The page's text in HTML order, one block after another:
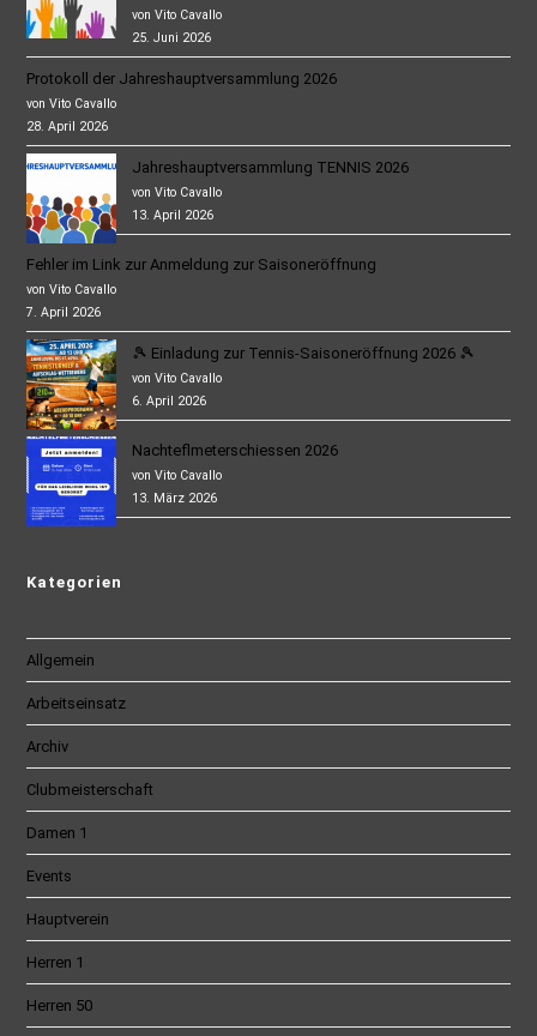
von Vito Cavallo
25. Juni 2026
Protokoll der Jahreshauptversammlung 2026
von Vito Cavallo
28. April 2026
Jahreshauptversammlung TENNIS 2026
von Vito Cavallo
13. April 2026
Fehler im Link zur Anmeldung zur Saisoneröffnung
von Vito Cavallo
7. April 2026
🎾 Einladung zur Tennis-Saisoneröffnung 2026 🎾
von Vito Cavallo
6. April 2026
Nachteflmeterschiessen 2026
von Vito Cavallo
13. März 2026
Kategorien
Allgemein
Arbeitseinsatz
Archiv
Clubmeisterschaft
Damen 1
Events
Hauptverein
Herren 1
Herren 50